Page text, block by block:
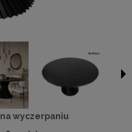
na wyczerpaniu